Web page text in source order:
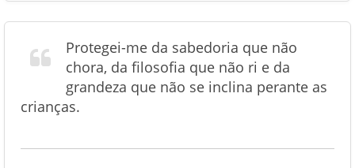
Protegei-me da sabedoria que não
chora, da filosofia que não ri e da
grandeza que não se inclina perante as
crianças.